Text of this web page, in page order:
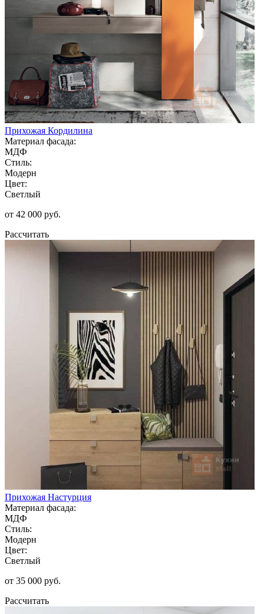
Прихожая Кордилина
Материал фасада:
МДФ
Стиль:
Модерн
Цвет:
Светлый
от 42 000 руб.
Рассчитать
Прихожая Настурция
Материал фасада:
МДФ
Стиль:
Модерн
Цвет:
Светлый
от 35 000 руб.
Рассчитать